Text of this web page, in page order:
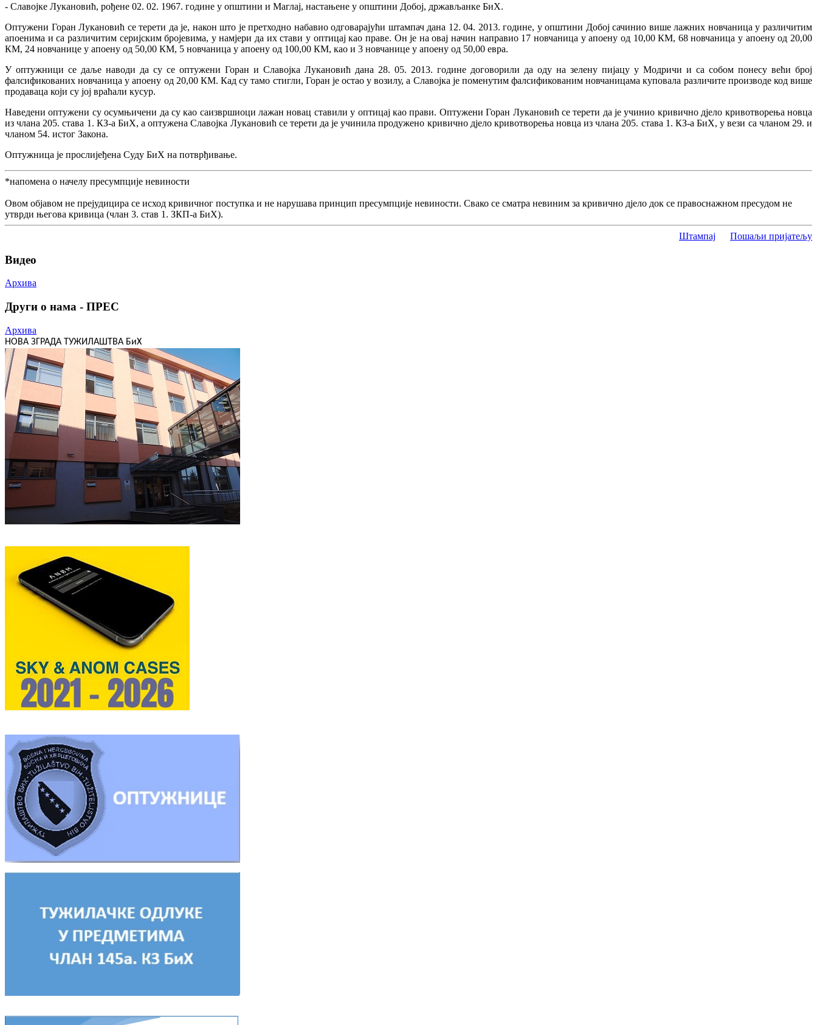
- Славојке Лукановић, рођене 02. 02. 1967. године у општини и Маглај, настањене у општини Добој, држављанке БиХ.
Оптужени Горан Лукановић се терети да је, након што је претходно набавио одговарајући штампач дана 12. 04. 2013. године, у општини Добој сачинио више лажних новчаница у различитим
апоенима и са различитим серијским бројевима, у намјери да их стави у оптицај као праве. Он је на овај начин направио 17 новчаница у апоену од 10,00 КМ, 68 новчаница у апоену од 20,00
КМ, 24 новчанице у апоену од 50,00 КМ, 5 новчаница у апоену од 100,00 КМ, као и 3 новчанице у апоену од 50,00 евра.
У оптужници се даље наводи да су се оптужени Горан и Славојка Лукановић дана 28. 05. 2013. године договорили да оду на зелену пијацу у Модричи и са собом понесу већи број
фалсификованих новчаница у апоену од 20,00 КМ. Кад су тамо стигли, Горан је остао у возилу, а Славојка је поменутим фалсификованим новчаницама куповала различите производе код више
продаваца који су јој враћали кусур.
Наведени оптужени су осумњичени да су као саизвршиоци лажан новац ставили у оптицај као прави. Оптужени Горан Лукановић се терети да је учинио кривично дјело кривотворења новца
из члана 205. става 1. КЗ-а БиХ, а оптужена Славојка Лукановић се терети да је учинила продужено кривично дјело кривотворења новца из члана 205. става 1. КЗ-а БиХ, у вези са чланом 29. и
чланом 54. истог Закона.
Оптужница је прослијеђена Суду БиХ на потврђивање.
*напомена о начелу пресумпције невиности
Овом објавом не прејудицира се исход кривичног поступка и не нарушава принцип пресумпције невиности. Свако се сматра невиним за кривично дјело док се правоснажном пресудом не
утврди његова кривица (члан 3. став 1. ЗКП-а БиХ).
Штампај Пошаљи пријатељу
Видео
Архива
Други о нама - ПРЕС
Архива
НОВА ЗГРАДА ТУЖИЛАШТВА БиХ